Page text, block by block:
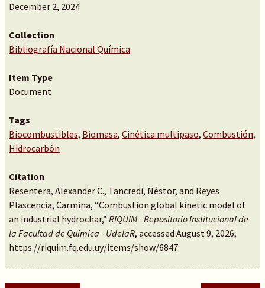
December 2, 2024
Collection
Bibliografía Nacional Química
Item Type
Document
Tags
Biocombustibles, Biomasa, Cinética multipaso, Combustión,
Hidrocarbón
Citation
Resentera, Alexander C., Tancredi, Néstor, and Reyes
Plascencia, Carmina, “Combustion global kinetic model of
an industrial hydrochar,” RIQUIM - Repositorio Institucional de
la Facultad de Química - UdelaR, accessed August 9, 2026,
https://riquim.fq.edu.uy/items/show/6847.